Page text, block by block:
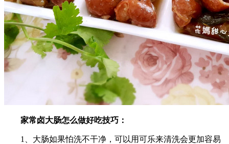
家常卤大肠怎么做好吃技巧：
1、大肠如果怕洗不干净，可以用可乐来清洗会更加容易